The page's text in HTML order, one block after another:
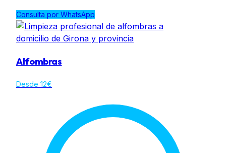
Consulta por WhatsApp
Alfombras
Desde 12€